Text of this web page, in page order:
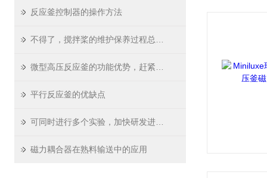
反应釜控制器的操作方法
平行反应釜的优缺点
磁力耦合器在熟料输送中的应用